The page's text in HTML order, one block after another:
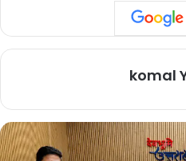
इस अवसर पर प्रदेश कांग्रेस
अनेक गणमान्य नेतागण एवं
komal